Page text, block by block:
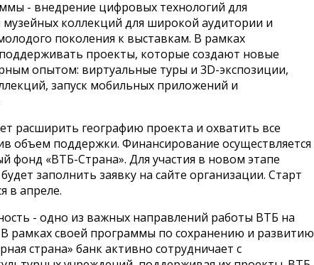
- внедрение цифровых технологий для
коллекций для широкой аудитории и
поколения к выставкам. В рамках
проекты, которые создают новые
опытом: виртуальные туры и 3D-экспозиции,
запуск мобильных приложений и
расширить географию проекта и охватить все
объем поддержки. Финансирование осуществляется
фонд «ВТБ-Страна». Для участия в новом этапе
заполнить заявку на сайте организации. Старт
в апреле.
- одно из важных направлений работы ВТБ на
рамках своей программы по сохранению и развитию
страна» банк активно сотрудничает с